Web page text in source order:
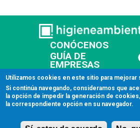
CONÓCENOS
GUÍA DE
EMPRESAS
CONTACTAR
© 2026 Higiene
Aviso legal
Utilizamos cookies en este sitio para mejorar
Si continúa navegando, consideramos que
la opción de impedir la generación de
la correspondiente opción en su navegador.